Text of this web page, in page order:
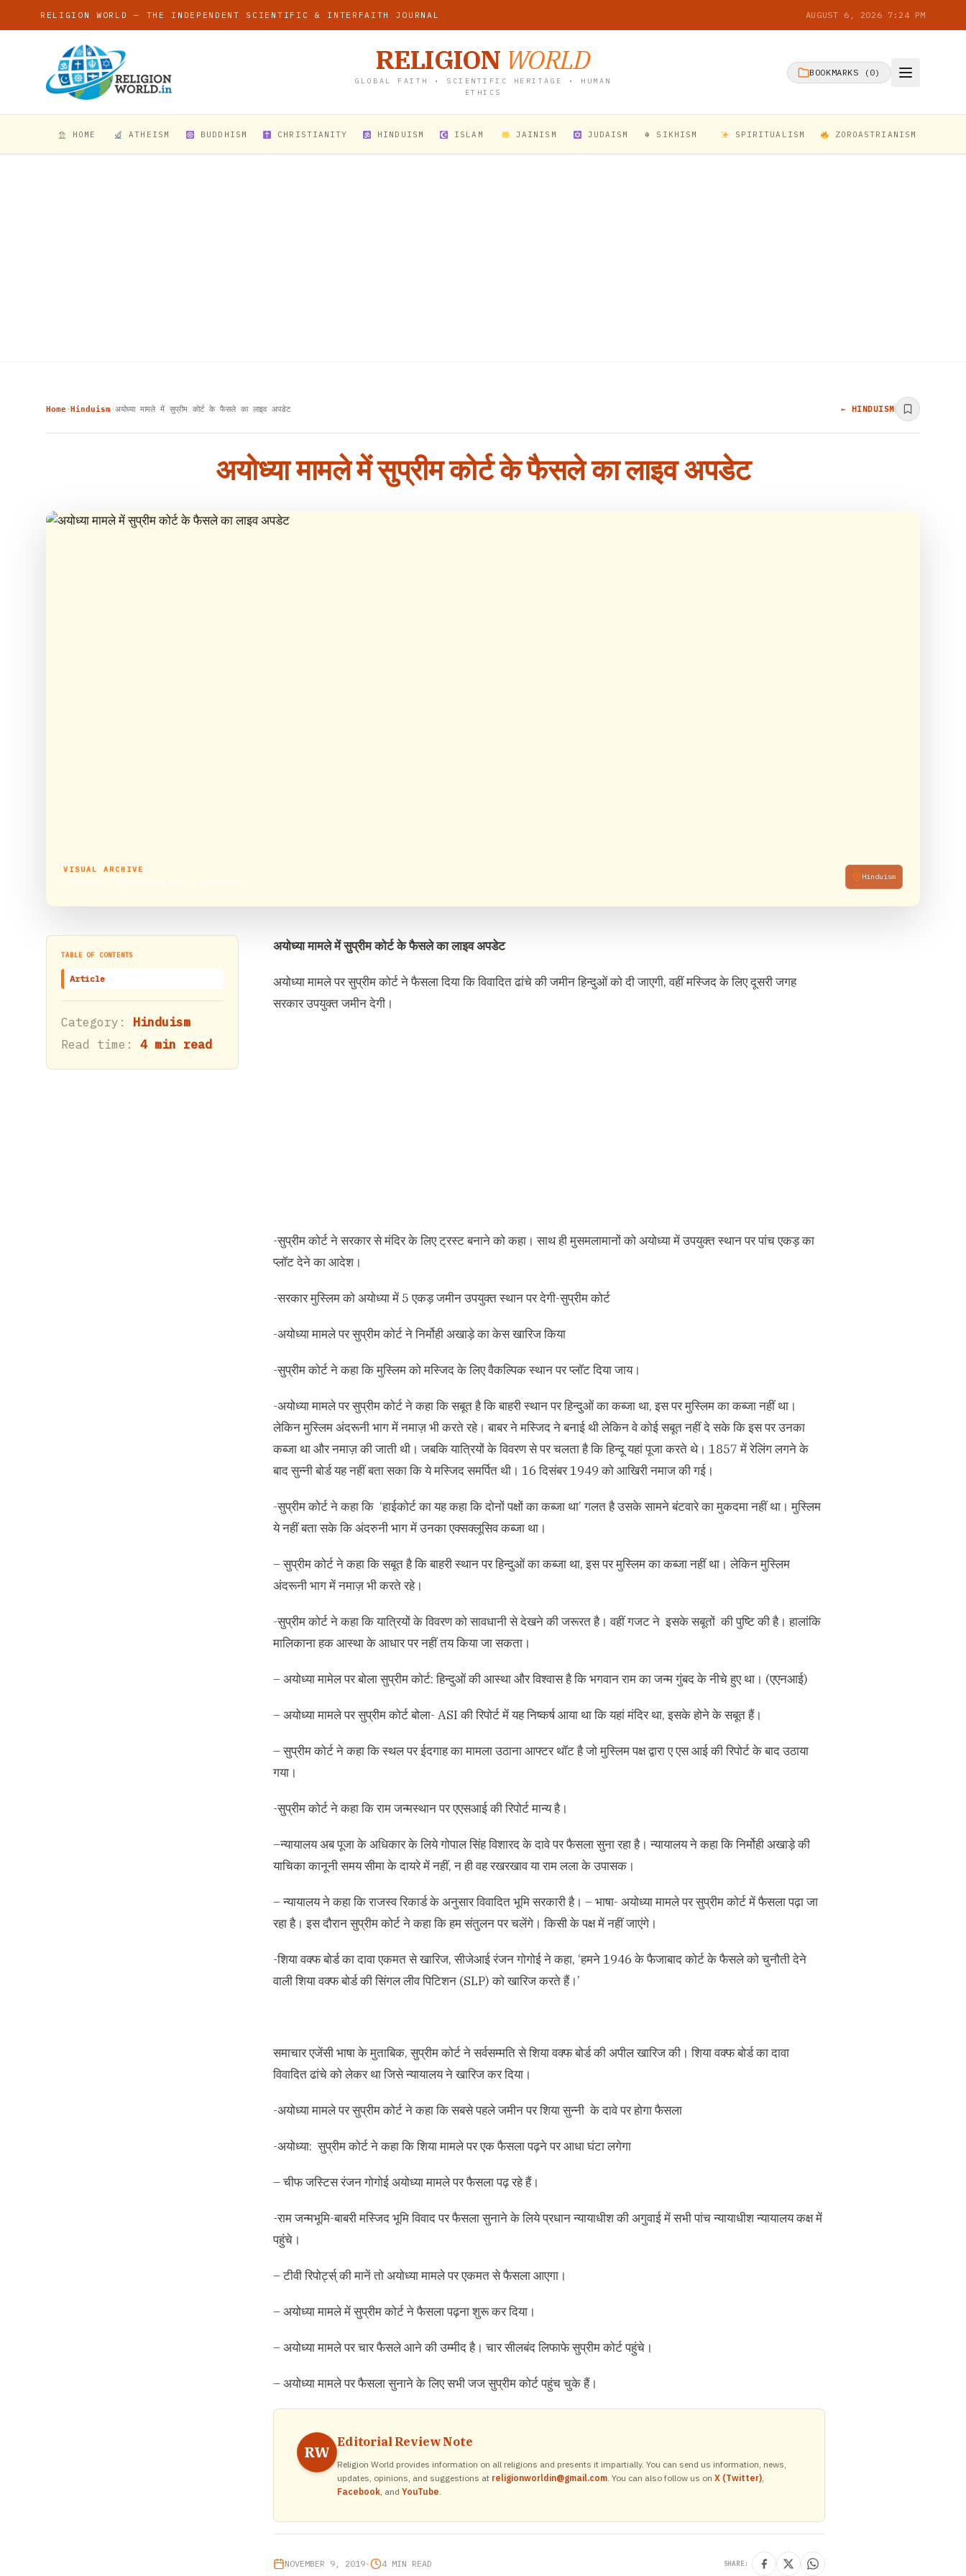
RELIGION WORLD — THE INDEPENDENT SCIENTIFIC & INTERFAITH JOURNAL AUGUST 6, 2026 7:24 PM
RELIGION WORLD
GLOBAL FAITH • SCIENTIFIC HERITAGE • HUMAN
ETHICS
BOOKMARKS ( 0)
HOME ATHEISM BUDDHISM CHRISTIANITY HINDUISM ISLAM JAINISM JUDAISM ☬ SIKHISM SPIRITUALISM ZOROASTRIANISM
Home›Hinduism›अयोध्या मामले में सुप्रीम कोर्ट के फैसले का लाइव अपडेट ← HINDUISM
अयोध्या मामले में सुप्रीम कोर्ट के फैसले का लाइव अपडेट
VISUAL ARCHIVE
Hinduism
TABLE OF CONTENTS
Article
Category: Hinduism
Read time: 4 min read
अयोध्या मामले में सुप्रीम कोर्ट के फैसले का लाइव अपडेट
अयोध्या मामले पर सुप्रीम कोर्ट ने फैसला दिया कि विवादित ढांचे की जमीन हिन्दुओं को दी जाएगी, वहीं मस्जिद के लिए दूसरी जगह
सरकार उपयुक्त जमीन देगी।
-सुप्रीम कोर्ट ने सरकार से मंदिर के लिए ट्रस्ट बनाने को कहा। साथ ही मुसमलामानों को अयोध्या में उपयुक्त स्थान पर पांच एकड़ का
प्लॉट देने का आदेश।
-सरकार मुस्लिम को अयोध्या में 5 एकड़ जमीन उपयुक्त स्थान पर देगी-सुप्रीम कोर्ट
-अयोध्या मामले पर सुप्रीम कोर्ट ने निर्मोही अखाड़े का केस खारिज किया
-सुप्रीम कोर्ट ने कहा कि मुस्लिम को मस्जिद के लिए वैकल्पिक स्थान पर प्लॉट दिया जाय।
-अयोध्या मामले पर सुप्रीम कोर्ट ने कहा कि सबूत है कि बाहरी स्थान पर हिन्दुओं का कब्जा था, इस पर मुस्लिम का कब्जा नहीं था।
लेकिन मुस्लिम अंदरूनी भाग में नमाज़ भी करते रहे। बाबर ने मस्जिद ने बनाई थी लेकिन वे कोई सबूत नहीं दे सके कि इस पर उनका
कब्जा था और नमाज़ की जाती थी। जबकि यात्रियों के विवरण से पर चलता है कि हिन्दू यहां पूजा करते थे। 1857 में रेलिंग लगने के
बाद सुन्नी बोर्ड यह नहीं बता सका कि ये मस्जिद समर्पित थी। 16 दिसंबर 1949 को आखिरी नमाज की गई।
-सुप्रीम कोर्ट ने कहा कि ‘हाईकोर्ट का यह कहा कि दोनों पक्षों का कब्जा था’ गलत है उसके सामने बंटवारे का मुकदमा नहीं था। मुस्लिम
ये नहीं बता सके कि अंदरुनी भाग में उनका एक्सक्लूसिव कब्जा था।
– सुप्रीम कोर्ट ने कहा कि सबूत है कि बाहरी स्थान पर हिन्दुओं का कब्जा था, इस पर मुस्लिम का कब्जा नहीं था। लेकिन मुस्लिम
अंदरूनी भाग में नमाज़ भी करते रहे।
-सुप्रीम कोर्ट ने कहा कि यात्रियों के विवरण को सावधानी से देखने की जरूरत है। वहीं गजट ने इसके सबूतों की पुष्टि की है। हालांकि
मालिकाना हक आस्था के आधार पर नहीं तय किया जा सकता।
– अयोध्या मामेल पर बोला सुप्रीम कोर्ट: हिन्दुओं की आस्था और विश्वास है कि भगवान राम का जन्म गुंबद के नीचे हुए था। (एएनआई)
– अयोध्या मामले पर सुप्रीम कोर्ट बोला- ASI की रिपोर्ट में यह निष्कर्ष आया था कि यहां मंदिर था, इसके होने के सबूत हैं।
– सुप्रीम कोर्ट ने कहा कि स्थल पर ईदगाह का मामला उठाना आफ्टर थॉट है जो मुस्लिम पक्ष द्वारा ए एस आई की रिपोर्ट के बाद उठाया
गया।
-सुप्रीम कोर्ट ने कहा कि राम जन्मस्थान पर एएसआई की रिपोर्ट मान्य है।
–न्यायालय अब पूजा के अधिकार के लिये गोपाल सिंह विशारद के दावे पर फैसला सुना रहा है। न्यायालय ने कहा कि निर्मोही अखाड़े की
याचिका कानूनी समय सीमा के दायरे में नहीं, न ही वह रखरखाव या राम लला के उपासक।
– न्यायालय ने कहा कि राजस्व रिकार्ड के अनुसार विवादित भूमि सरकारी है। – भाषा- अयोध्या मामले पर सुप्रीम कोर्ट में फैसला पढ़ा जा
रहा है। इस दौरान सुप्रीम कोर्ट ने कहा कि हम संतुलन पर चलेंगे। किसी के पक्ष में नहीं जाएंगे।
-शिया वक्फ बोर्ड का दावा एकमत से खारिज, सीजेआई रंजन गोगोई ने कहा, ‘हमने 1946 के फैजाबाद कोर्ट के फैसले को चुनौती देने
वाली शिया वक्फ बोर्ड की सिंगल लीव पिटिशन (SLP) को खारिज करते हैं।’
समाचार एजेंसी भाषा के मुताबिक, सुप्रीम कोर्ट ने सर्वसम्मति से शिया वक्फ बोर्ड की अपील खारिज की। शिया वक्फ बोर्ड का दावा
विवादित ढांचे को लेकर था जिसे न्यायालय ने खारिज कर दिया।
-अयोध्या मामले पर सुप्रीम कोर्ट ने कहा कि सबसे पहले जमीन पर शिया सुन्नी के दावे पर होगा फैसला
-अयोध्या: सुप्रीम कोर्ट ने कहा कि शिया मामले पर एक फैसला पढ़ने पर आधा घंटा लगेगा
– चीफ जस्टिस रंजन गोगोई अयोध्या मामले पर फैसला पढ़ रहे हैं।
-राम जन्मभूमि-बाबरी मस्जिद भूमि विवाद पर फैसला सुनाने के लिये प्रधान न्यायाधीश की अगुवाई में सभी पांच न्यायाधीश न्यायालय कक्ष में
पहुंचे।
– टीवी रिपोर्ट्स् की मानें तो अयोध्या मामले पर एकमत से फैसला आएगा।
– अयोध्या मामले में सुप्रीम कोर्ट ने फैसला पढ़ना शुरू कर दिया।
– अयोध्या मामले पर चार फैसले आने की उम्मीद है। चार सीलबंद लिफाफे सुप्रीम कोर्ट पहुंचे।
– अयोध्या मामले पर फैसला सुनाने के लिए सभी जज सुप्रीम कोर्ट पहुंच चुके हैं।
RW
Editorial Review Note
Religion World provides information on all religions and presents it impartially. You can send us information, news,
updates, opinions, and suggestions at religionworldin@gmail.com. You can also follow us on X (Twitter),
Facebook, and YouTube.
NOVEMBER 9, 2019• 4 MIN READ SHARE: